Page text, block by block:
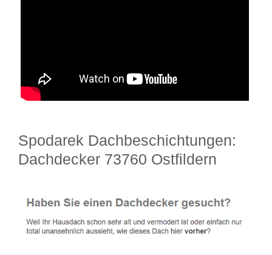
Spodarek Dachbeschichtungen:
Dachdecker 73760 Ostfildern